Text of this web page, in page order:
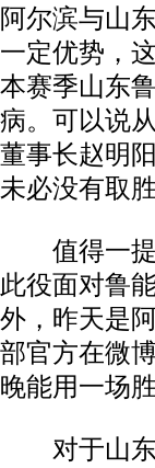
阿尔滨与山
一定优势，
本赛季山东
病。可以说
董事长赵明
未必没有取
值得一提
此役面对鲁
外，昨天是
部官方在微
晚能用一场
对于山东